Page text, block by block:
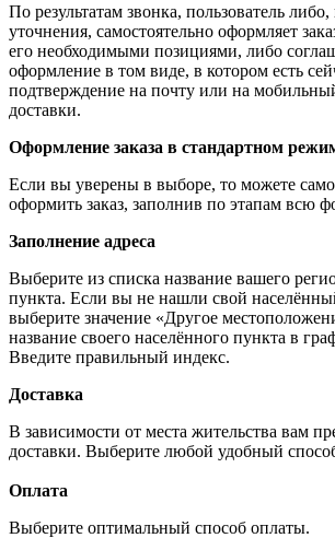
По результатам звонка, пользователь
уточнения, самостоятельно оформляет
его необходимыми позициями, либо
оформление в том виде, в котором есть
подтверждение на почту или на
доставки.
Оформление заказа в стандартном
Если вы уверены в выборе, то можете
оформить заказ, заполнив по этапам всю
Заполнение адреса
Выберите из списка название вашего
пункта. Если вы не нашли свой
выберите значение «Другое
название своего населённого пункта в
Введите правильный индекс.
Доставка
В зависимости от места жительства вам
доставки. Выберите любой удобный
Оплата
Выберите оптимальный способ оплаты.